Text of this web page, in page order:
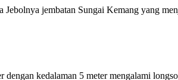
jembatan Sungai Kemang yang
kedalaman 5 meter mengalami